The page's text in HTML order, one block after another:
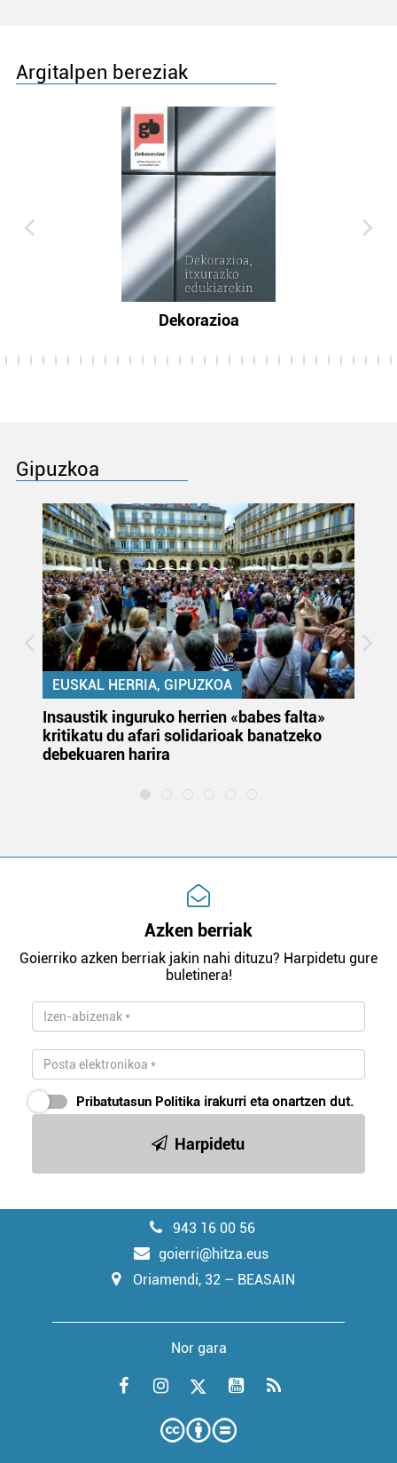
Argitalpen bereziak
Dekorazioa
Gipuzkoa
EUSKAL HERRIA, GIPUZKOA
Insaustik inguruko herrien «babes falta»
kritikatu du afari solidarioak banatzeko
debekuaren harira
Azken berriak
Goierriko azken berriak jakin nahi dituzu? Harpidetu gure
buletinera!
Pribatutasun Politika irakurri eta onartzen dut.
Harpidetu
943 16 00 56
goierri@hitza.eus
Oriamendi, 32 – BEASAIN
Nor gara